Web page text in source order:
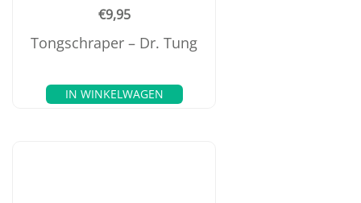
€9,95
Tongschraper – Dr. Tung
IN WINKELWAGEN